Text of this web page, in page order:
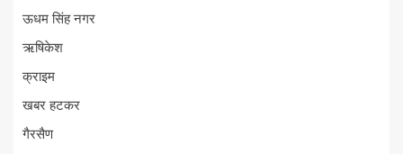
ऊधम सिंह नगर
ऋषिकेश
क्राइम
खबर हटकर
गैरसैण